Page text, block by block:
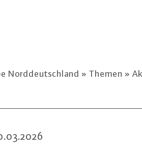
Norddeutschland Themen